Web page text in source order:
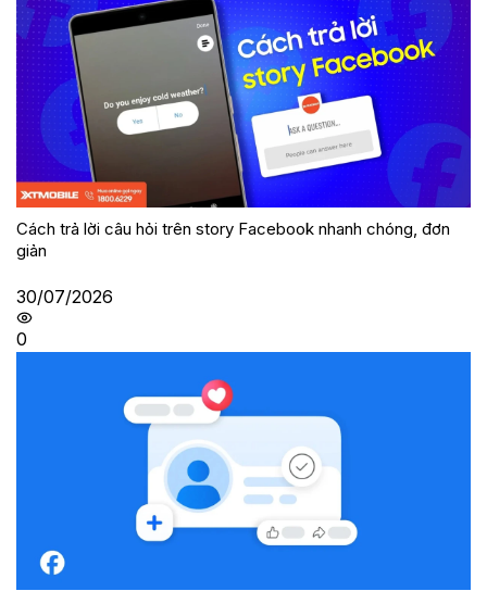
Cách trả lời câu hỏi trên story Facebook nhanh chóng, đơn
giản
30/07/2026
0